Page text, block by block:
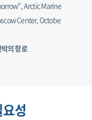
Arctic Marine
Center, Octobe
의 항로
성